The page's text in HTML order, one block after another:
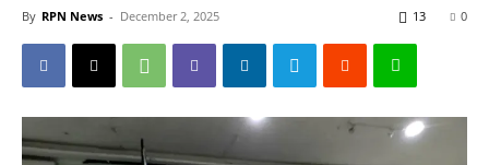
By RPN News - December 2, 2025 0
13